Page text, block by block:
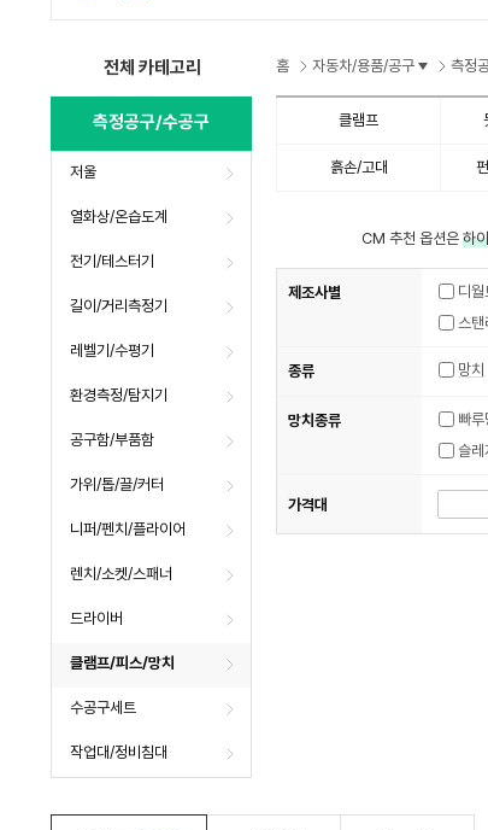
전체 카테고리
측정공구/수공구
저울
열화상/온습도계
전기/테스터기
길이/거리측정기
레벨기/수평기
환경측정/탐지기
공구함/부품함
가위/톱/끌/커터
니퍼/펜치/플라이어
렌치/소켓/스패너
드라이버
클램프/피스/망치
수공구세트
작업대/정비침대
홈 자동차/용품/공구 측정
클램프
흙손/고대
CM 추천 옵션은 하
제조사별 디월
스탠
종류 망치
망치종류 빠루
슬레
가격대